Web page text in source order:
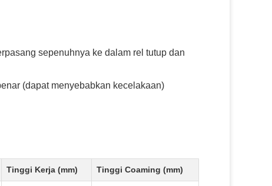
sepenuhnya ke dalam rel tutup dan
(dapat menyebabkan kecelakaan)
Tinggi Kerja (mm) Tinggi Coaming (mm)